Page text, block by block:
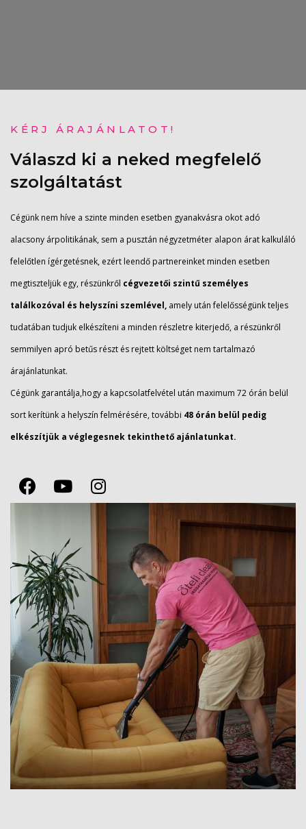
KÉRJ ÁRAJÁNLATOT!
Válaszd ki a neked megfelelő
szolgáltatást
Cégünk nem híve a szinte minden esetben gyanakvásra okot adó
alacsony árpolitikának, sem a pusztán négyzetméter alapon árat kalkuláló
felelőtlen ígérgetésnek, ezért leendő partnereinket minden esetben
megtiszteljük egy, részünkről cégvezetői szintű személyes
találkozóval és helyszíni szemlével, amely után felelősségünk teljes
tudatában tudjuk elkészíteni a minden részletre kiterjedő, a részünkről
semmilyen apró betűs részt és rejtett költséget nem tartalmazó
árajánlatunkat.
Cégünk garantálja,hogy a kapcsolatfelvétel után maximum 72 órán belül
sort kerítünk a helyszín felmérésére, további 48 órán belül pedig
elkészítjük a véglegesnek tekinthető ajánlatunkat.